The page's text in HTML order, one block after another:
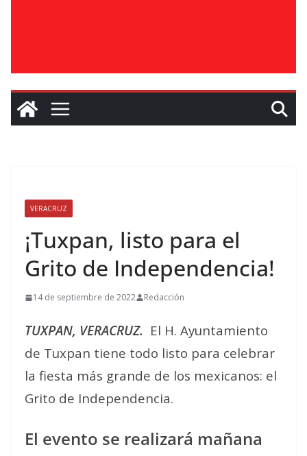
VERACRUZ
¡Tuxpan, listo para el
Grito de Independencia!
14 de septiembre de 2022 Redacción
TUXPAN, VERACRUZ. El H. Ayuntamiento
de Tuxpan tiene todo listo para celebrar
la fiesta más grande de los mexicanos: el
Grito de Independencia.
El evento se realizará mañana